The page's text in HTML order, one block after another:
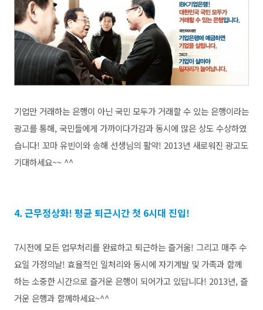
기업만 거래하는 은행이 아닌 국민 모두가 거래할 수 있는 은행이라는
광고를 통해, 국민들에게 가까이다가감과 동시에 많은 상도 수상하였
습니다! 꼬마 유빈이와 송해 선생님의 활약! 2013년 새로워진 광고도
기대하세요~~ ^^
4. 근무정상화! 평균 퇴근시간 첫 6시대 진입!
7시전에 모든 업무처리를 완료하고 퇴근하는 즐거움! 그리고 매주 수
요일 가정의날! 효율적인 일처리와 동시에 자기계발 및 가족과 함께
하는 소중한 시간으로 즐거운 은행이 되어가고 있답니다! 2013년, 즐
거운 은행과 함께하세요~^^